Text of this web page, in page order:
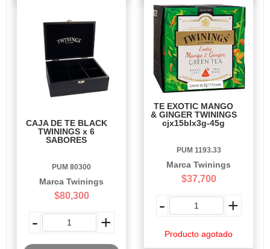
CAJA DE TE BLACK
TWININGS x 6
SABORES
PUM 80300
Marca Twinings
$80,300
- +
TE EXOTIC MANGO
& GINGER TWININGS
cjx15blx3g-45g
PUM 1193.33
Marca Twinings
$37,700
- +
Producto agotado